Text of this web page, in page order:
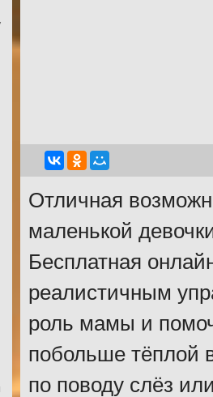
Отличная
маленькой
Бесплатная
реалистичным
роль мамы и
побольше тёплой
по поводу слёз